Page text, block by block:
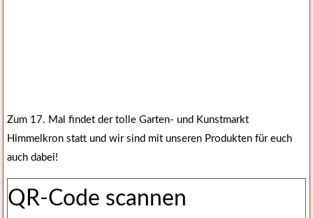
Zum 17. Mal findet der tolle Garten- und Kunstmarkt
Himmelkron statt und wir sind mit unseren Produkten für euch
auch dabei!
QR-Code scannen